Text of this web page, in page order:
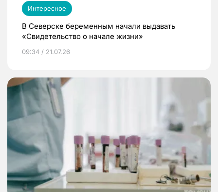
Интересное
В Северске беременным начали выдавать
«Свидетельство о начале жизни»
09:34 / 21.07.26